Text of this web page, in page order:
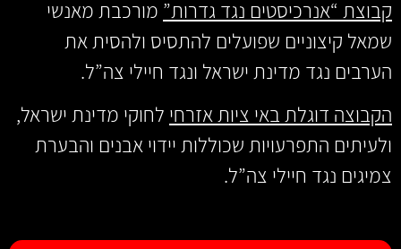
קבוצת “אנרכיסטים נגד גדרות” מורכבת מאנשי
שמאל קיצוניים שפועלים להתסיס ולהסית את
הערבים נגד מדינת ישראל ונגד חיילי צה”ל.
הקבוצה דוגלת באי ציות אזרחי לחוקי מדינת ישראל,
ולעיתים התפרעויות שכוללות יידוי אבנים והבערת
צמיגים נגד חיילי צה”ל.